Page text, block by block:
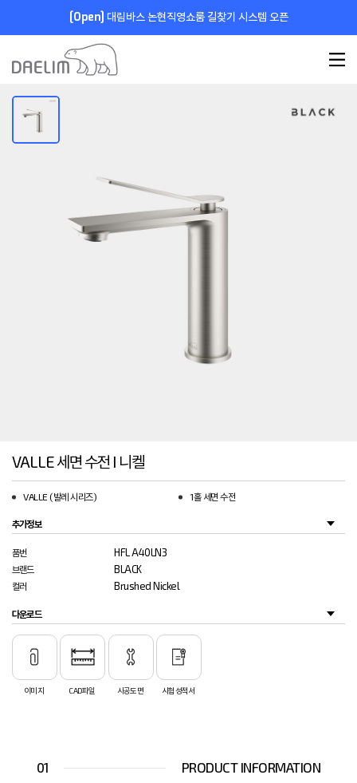
[Open] 대림바스 논현직영쇼룸 길찾기 시스템 오픈
VALLE 세면 수전 I 니켈
VALLE (발레 시리즈) 1홀 세면 수전
추가정보
품번 HFL A40LN3
브랜드 BLACK
컬러 Brushed Nickel
다운로드
이미지 CAD파일 시공도면 시험성적서
01 PRODUCT INFORMATION